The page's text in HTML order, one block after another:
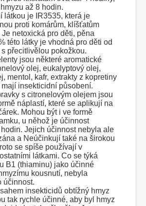
až 8 hodin.
látkou je IR3535, která je
proti komárům, klíšťatům
netoxická pro děti, pěna
této látky je vhodná pro děti od
přecitlivělou pokožkou.
jsou některé aromatické
olej, eukalyptový olej,
mentol, kafr, extrakty z kopretiny
insekticidní působení.
s citronelovým olejem jsou
náplastí, které se aplikují na
Mohou být i ve formě
u něhož je účinnost
Jejich účinnost nebyla ale
a Neúčinkují také na širokou
se spíše používají v
látkami. Co se týká
B1 (thiaminu) jako účinné
kousnutí, nebyla
účinnost.
insekticidů obtížný hmyz
tak rychle účinné, aby byl hmyz